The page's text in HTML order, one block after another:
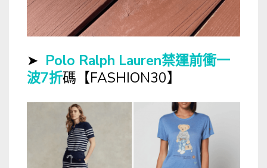
➤ Polo Ralph Lauren禁運前衝一
波7折碼【FASHION30】